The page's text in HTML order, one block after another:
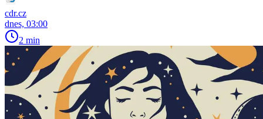
cdr.cz
dnes, 03:00
2 min